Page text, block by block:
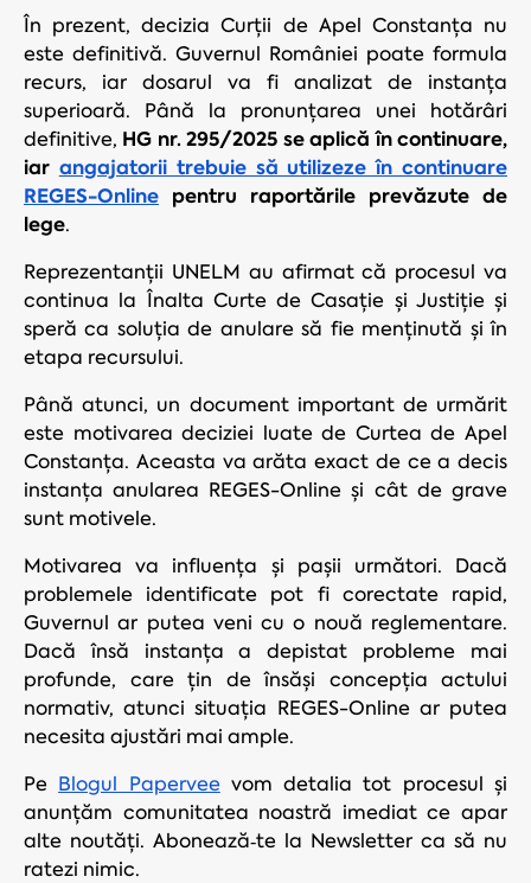
În prezent, decizia Curții de Apel Constanța nu
este definitivă. Guvernul României poate formula
recurs, iar dosarul va fi analizat de instanța
superioară. Până la pronunțarea unei hotărâri
definitive, HG nr. 295/2025 se aplică în continuare,
iar angajatorii trebuie să utilizeze în continuare
REGES-Online pentru raportările prevăzute de
lege.
Reprezentanții UNELM au afirmat că procesul va
continua la Înalta Curte de Casație și Justiție și
speră ca soluția de anulare să fie menținută și în
etapa recursului.
Până atunci, un document important de urmărit
este motivarea deciziei luate de Curtea de Apel
Constanța. Aceasta va arăta exact de ce a decis
instanța anularea REGES-Online și cât de grave
sunt motivele.
Motivarea va influența și pașii următori. Dacă
problemele identificate pot fi corectate rapid,
Guvernul ar putea veni cu o nouă reglementare.
Dacă însă instanța a depistat probleme mai
profunde, care țin de însăși concepția actului
normativ, atunci situația REGES-Online ar putea
necesita ajustări mai ample.
Pe Blogul Paperveevom detalia tot procesul și
anunțăm comunitatea noastră imediat ce apar
alte noutăți. Abonează‑te la Newsletter ca să nu
ratezi nimic.